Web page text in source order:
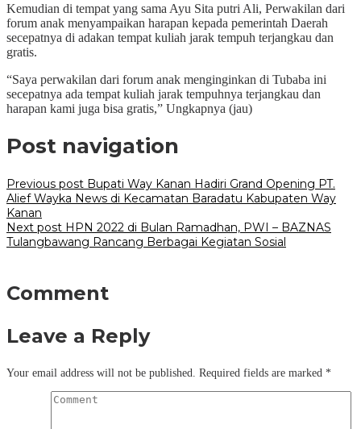
Kemudian di tempat yang sama Ayu Sita putri Ali, Perwakilan dari
forum anak menyampaikan harapan kepada pemerintah Daerah
secepatnya di adakan tempat kuliah jarak tempuh terjangkau dan
gratis.
“Saya perwakilan dari forum anak menginginkan di Tubaba ini
secepatnya ada tempat kuliah jarak tempuhnya terjangkau dan
harapan kami juga bisa gratis,” Ungkapnya (jau)
Post navigation
Previous post Bupati Way Kanan Hadiri Grand Opening PT.
Alief Wayka News di Kecamatan Baradatu Kabupaten Way
Kanan
Next post HPN 2022 di Bulan Ramadhan, PWI – BAZNAS
Tulangbawang Rancang Berbagai Kegiatan Sosial
Comment
Leave a Reply
Your email address will not be published. Required fields are marked *